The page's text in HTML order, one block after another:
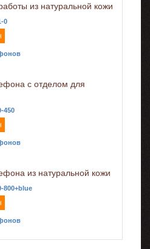
из натуральной кожи
0
с отделом для
450
из натуральной кожи
800+blue